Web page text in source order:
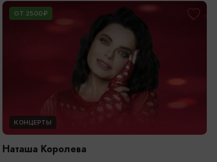
ОТ 2500₽
КОНЦЕРТЫ
Наташа Королева